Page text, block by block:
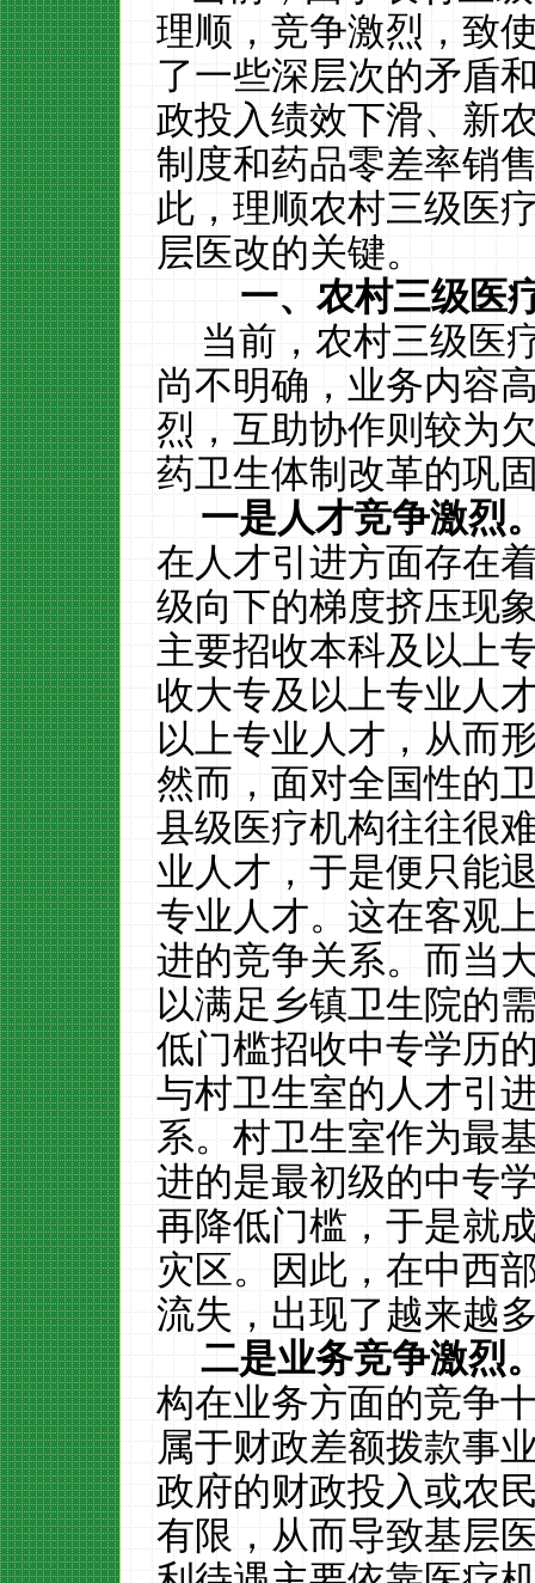
理顺，竞争激烈，致
了一些深层次的矛盾
政投入绩效下滑、新
制度和药品零差率销
此，理顺农村三级医
层医改的关键。
一、农村三级医
当前，农村三级医
尚不明确，业务内容
烈，互助协作则较为
药卫生体制改革的巩
一是人才竞争激烈
在人才引进方面存在
级向下的梯度挤压现
主要招收本科及以上
收大专及以上专业人
以上专业人才，从而
然而，面对全国性的
县级医疗机构往往很
业人才，于是便只能
专业人才。这在客观
进的竞争关系。而当
以满足乡镇卫生院的
低门槛招收中专学历
与村卫生室的人才引
系。村卫生室作为最
进的是最初级的中专
再降低门槛，于是就
灾区。因此，在中西
流失，出现了越来越
二是业务竞争激烈
构在业务方面的竞争
属于财政差额拨款事
政府的财政投入或农
有限，从而导致基层